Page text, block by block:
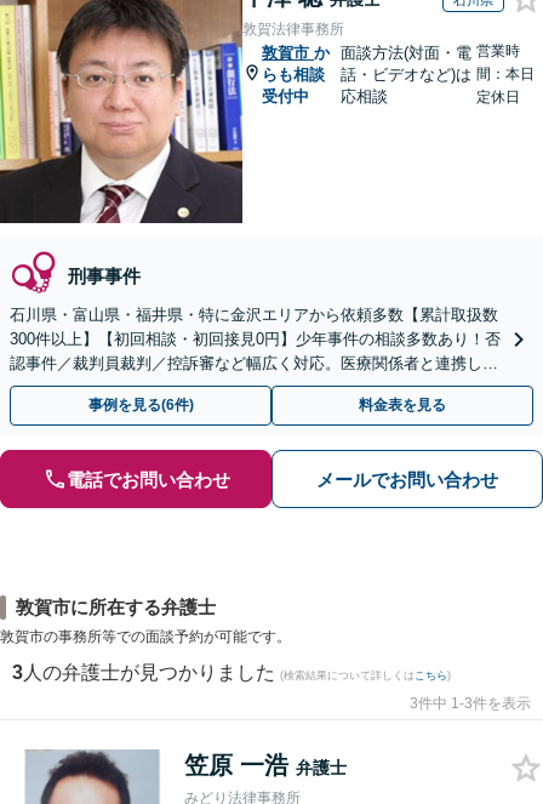
敦賀法律事務所
敦賀市 か
らも相談
受付中
面談方法(対面・電
話・ビデオなど)は
応相談
営業時
間：本日
定休日
刑事事件
石川県・富山県・福井県・特に金沢エリアから依頼多数【累計取扱数
300件以上】【初回相談・初回接見0円】少年事件の相談多数あり！否
認事件／裁判員裁判／控訴審など幅広く対応。医療関係者と連携しス
ムーズな解決へ「自首・出頭の同行」もご相談ください
事例を見る(6件) 料金表を見る
電話でお問い合わせ メールでお問い合わせ
敦賀市に所在する弁護士
敦賀市の事務所等での面談予約が可能です。
3 人の弁護士が見つかりました (検索結果について詳しくは こちら)
3件中 1-3件を表示
笠原 一浩 弁護士
みどり法律事務所